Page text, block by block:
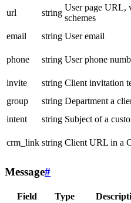
url
string
User page URL,
schemes
email
string User email
phone
string User phone
invite
string Client invitation
group
string Department a
intent
string Subject of a
crm_link string Client URL in a
Message#
Field Type